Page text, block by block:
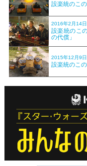
設楽統のこ
2016年2月14日
設楽統のこ
の代償」
2015年12月9日
設楽統のこ